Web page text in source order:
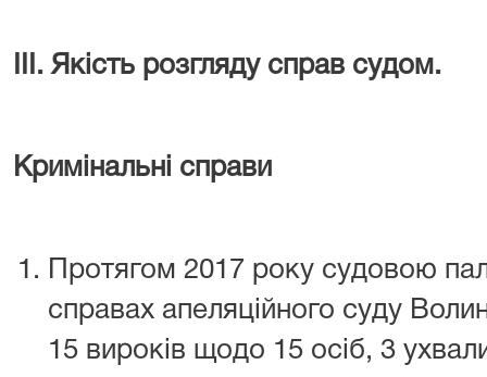
ІІІ. Якість розгляду справ судом.
Кримінальні справи
Протягом 2017 року судовою
справах апеляційного суду
15 вироків щодо 15 осіб, 3